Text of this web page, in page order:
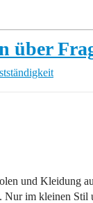
über
und Kleidung
im kleinen Stil